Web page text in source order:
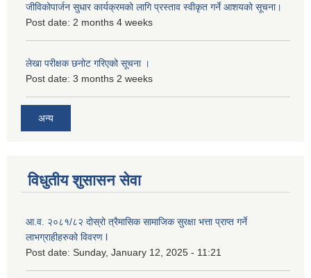
जीविकोपार्जन सुधार कार्यक्रमको लागि प्रस्ताव स्वीकृत गर्ने आशयको सूचना।
Post date: 2 months 4 weeks
लेखा परीक्षक छनोट गरिएको सूचना ।
Post date: 3 months 2 weeks
अन्य
विधुतीय शुसासन सेवा
आ.व. २०८१/८२ दोस्रो त्रैमासिक सामाजिक सुरक्षा भत्ता प्राप्त गर्ने
लाभग्राहीहरुको विवरण l
Post date: Sunday, January 12, 2025 - 11:21